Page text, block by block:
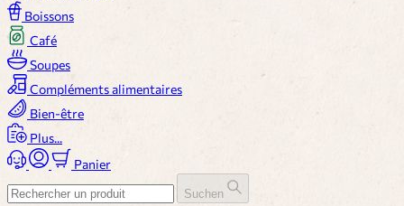
Boissons
Café
Soupes
Compléments alimentaires
Bien-être
Plus...
Panier
Suchen